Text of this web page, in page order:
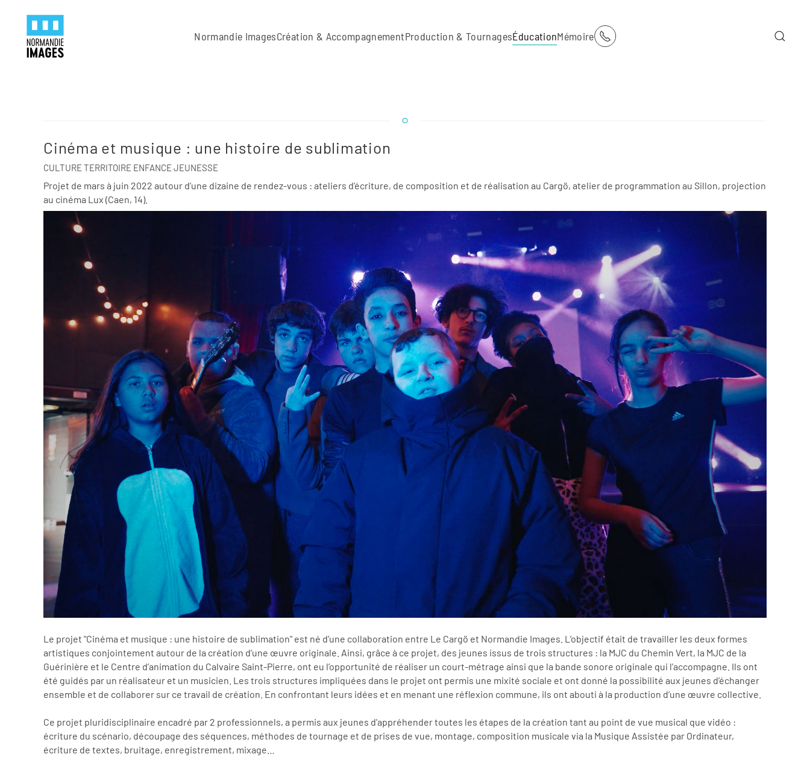
Skip to main content
Normandie ImagesCréation & AccompagnementProduction & TournagesÉducationMémoire
Cinéma et musique : une histoire de sublimation
CULTURE TERRITOIRE ENFANCE JEUNESSE
Projet de mars à juin 2022 autour d’une dizaine de rendez-vous : ateliers d’écriture, de composition et de réalisation au Cargö, atelier de programmation au Sillon, projection
au cinéma Lux (Caen, 14).
Le projet "Cinéma et musique : une histoire de sublimation" est né d’une collaboration entre Le Cargö et Normandie Images. L’objectif était de travailler les deux formes
artistiques conjointement autour de la création d’une œuvre originale. Ainsi, grâce à ce projet, des jeunes issus de trois structures : la MJC du Chemin Vert, la MJC de la
Guérinière et le Centre d’animation du Calvaire Saint-Pierre, ont eu l’opportunité de réaliser un court-métrage ainsi que la bande sonore originale qui l’accompagne. Ils ont
été guidés par un réalisateur et un musicien. Les trois structures impliquées dans le projet ont permis une mixité sociale et ont donné la possibilité aux jeunes d’échanger
ensemble et de collaborer sur ce travail de création. En confrontant leurs idées et en menant une réflexion commune, ils ont abouti à la production d’une œuvre collective.
Ce projet pluridisciplinaire encadré par 2 professionnels, a permis aux jeunes d'appréhender toutes les étapes de la création tant au point de vue musical que vidéo :
écriture du scénario, découpage des séquences, méthodes de tournage et de prises de vue, montage, composition musicale via la Musique Assistée par Ordinateur,
écriture de textes, bruitage, enregistrement, mixage…